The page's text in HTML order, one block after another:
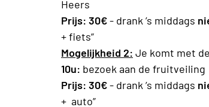
Heers
Prijs: 30€- drank ’s middags
+ fiets”
Mogelijkheid 2: Je komt met
10u: bezoek aan de fruitveiling
Prijs: 30€- drank ’s middags
+ auto”